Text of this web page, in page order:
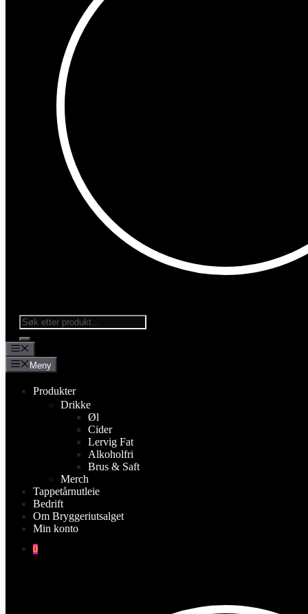
Products
search
Meny
Produkter
Drikke
Øl
Cider
Lervig Fat
Alkoholfri
Brus & Saft
Merch
Tappetårnutleie
Bedrift
Om Bryggeriutsalget
Min konto
0